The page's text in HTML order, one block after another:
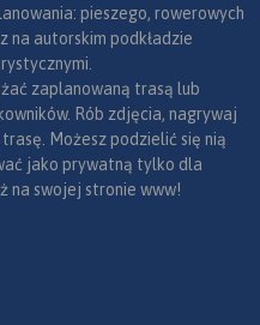
pieszego, rowerowych
na autorskim podkładzie
zaplanowaną trasą lub
Rób zdjęcia, nagrywaj
Możesz podzielić się nią
jako prywatną tylko dla
na swojej stronie www!